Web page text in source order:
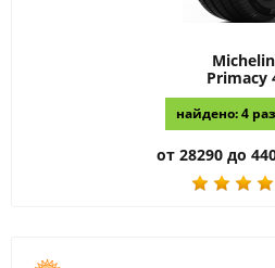
Michelin
Primacy
найдено: 4
от 28290 до